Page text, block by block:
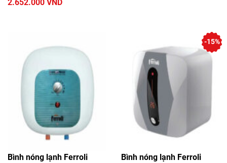
2.652.000 VND
Bình nóng lạnh Ferroli
Bình nóng lạnh Ferroli
-15%